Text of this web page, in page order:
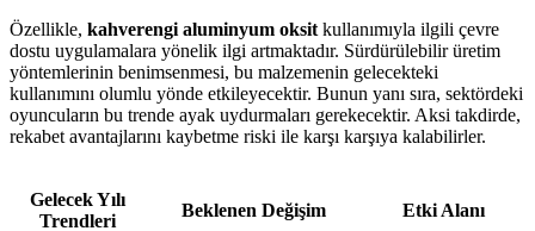
Özellikle, kahverengi aluminyum oksit kullanımıyla ilgili çevre
dostu uygulamalara yönelik ilgi artmaktadır. Sürdürülebilir üretim
yöntemlerinin benimsenmesi, bu malzemenin gelecekteki
kullanımını olumlu yönde etkileyecektir. Bunun yanı sıra, sektördeki
oyuncuların bu trende ayak uydurmaları gerekecektir. Aksi takdirde,
rekabet avantajlarını kaybetme riski ile karşı karşıya kalabilirler.
Gelecek Yılı
Trendleri
Beklenen Değişim Etki Alanı